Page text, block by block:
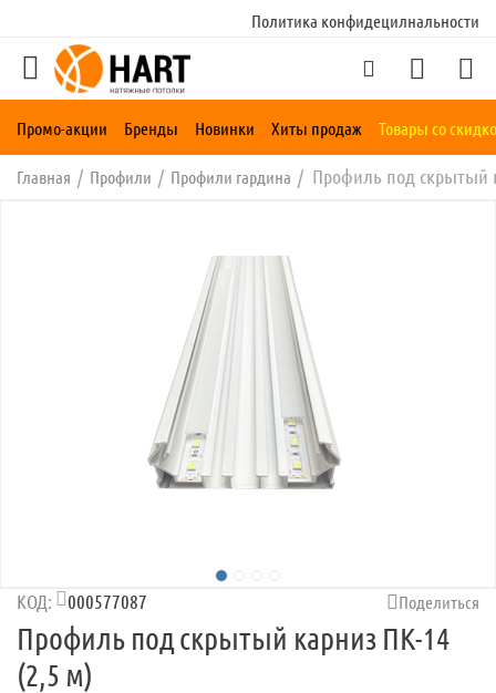
Политика конфидецилнальности
Промо-акции Бренды Новинки Хиты продаж Товары со
Главная / Профили / Профили гардина / Профиль под скрытый
КОД: 000577087 Поделиться
Профиль под скрытый карниз ПК-14
(2,5 м)